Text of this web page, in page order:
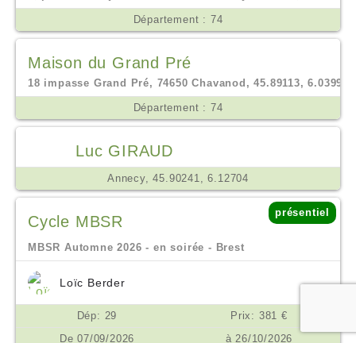
Département : 74
Maison du Grand Pré
18 impasse Grand Pré, 74650 Chavanod, 45.89113, 6.03995
Département : 74
Luc GIRAUD
Annecy, 45.90241, 6.12704
Cycle MBSR
présentiel
MBSR Automne 2026 - en soirée - Brest
Loïc Berder
Dép: 29
Prix: 381 €
De 07/09/2026
à 26/10/2026